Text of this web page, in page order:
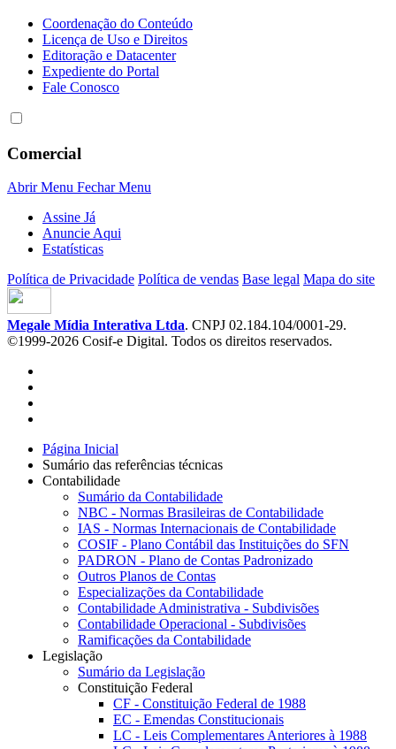
Coordenação do Conteúdo
Licença de Uso e Direitos
Editoração e Datacenter
Expediente do Portal
Fale Conosco
Comercial
Abrir Menu Fechar Menu
Assine Já
Anuncie Aqui
Estatísticas
Política de Privacidade Política de vendas Base legal Mapa do site
Megale Mídia Interativa Ltda. CNPJ 02.184.104/0001-29.
©1999-2026 Cosif-e Digital. Todos os direitos reservados.
Página Inicial
Sumário das referências técnicas
Contabilidade
Sumário da Contabilidade
NBC - Normas Brasileiras de Contabilidade
IAS - Normas Internacionais de Contabilidade
COSIF - Plano Contábil das Instituições do SFN
PADRON - Plano de Contas Padronizado
Outros Planos de Contas
Especializações da Contabilidade
Contabilidade Administrativa - Subdivisões
Contabilidade Operacional - Subdivisões
Ramificações da Contabilidade
Legislação
Sumário da Legislação
Constituição Federal
CF - Constituição Federal de 1988
EC - Emendas Constitucionais
LC - Leis Complementares Anteriores à 1988